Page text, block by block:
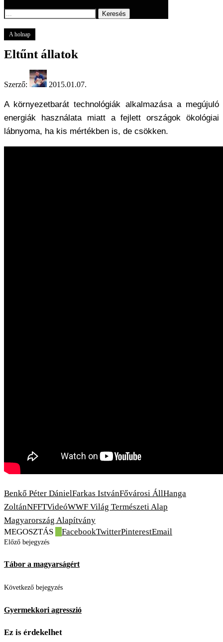
Keresés
A holnap
Eltűnt állatok
Szerző: 2015.01.07.
A környezetbarát technológiák alkalmazása a megújuló
energiák használata miatt a fejlett országok ökológiai
lábnyoma, ha kis mértékben is, de csökken.
Benkő Péter DánielFarkas IstvánFővárosi ÁllHanga
ZoltánNFFTVideóWWF Világ Természeti Alap
Magyarország Alapítvány
MEGOSZTÁS
FacebookTwitterPinterestEmail
Előző bejegyzés
Tábor a magyarságért
Következő bejegyzés
Gyermekkori agresszió
Ez is érdekelhet